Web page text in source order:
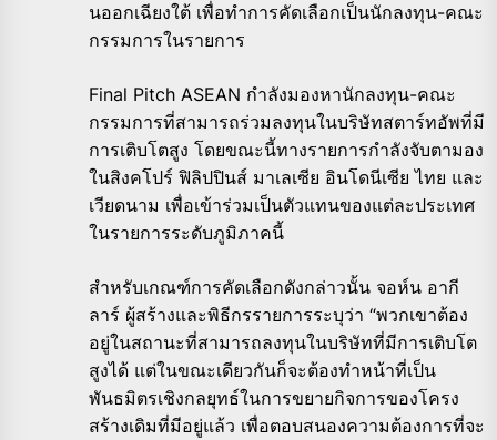
นออกเฉียงใต้ เพื่อทำการคัดเลือกเป็นนักลงทุน-คณะ
กรรมการในรายการ
Final Pitch ASEAN กำลังมองหานักลงทุน-คณะ
กรรมการที่สามารถร่วมลงทุนในบริษัทสตาร์ทอัพที่มี
การเติบโตสูง โดยขณะนี้ทางรายการกำลังจับตามอง
ในสิงคโปร์ ฟิลิปปินส์ มาเลเซีย อินโดนีเซีย ไทย และ
เวียดนาม เพื่อเข้าร่วมเป็นตัวแทนของแต่ละประเทศ
ในรายการระดับภูมิภาคนี้
สำหรับเกณฑ์การคัดเลือกดังกล่าวนั้น จอห์น อากี
ลาร์ ผู้สร้างและพิธีกรรายการระบุว่า “พวกเขาต้อง
อยู่ในสถานะที่สามารถลงทุนในบริษัทที่มีการเติบโต
สูงได้ แต่ในขณะเดียวกันก็จะต้องทำหน้าที่เป็น
พันธมิตรเชิงกลยุทธ์ในการขยายกิจการของโครง
สร้างเดิมที่มีอยู่แล้ว เพื่อตอบสนองความต้องการที่จะ